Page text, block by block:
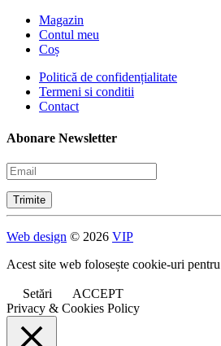
Magazin
Contul meu
Coș
Politică de confidențialitate
Termeni si conditii
Contact
Abonare Newsletter
Web design © 2026 VIP
Acest site web folosește cookie-uri
Setări
ACCEPT
Privacy & Cookies Policy